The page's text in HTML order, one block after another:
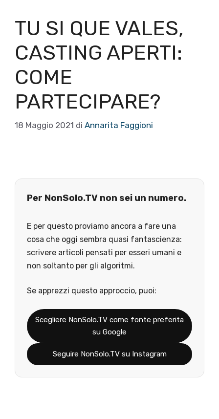
TU SI QUE VALES,
CASTING APERTI:
COME
PARTECIPARE?
18 Maggio 2021 di Annarita Faggioni
Per NonSolo.TV non sei un numero.
E per questo proviamo ancora a fare una
cosa che oggi sembra quasi fantascienza:
scrivere articoli pensati per esseri umani e
non soltanto per gli algoritmi.
Se apprezzi questo approccio, puoi:
Scegliere NonSolo.TV come fonte preferita
su Google
Seguire NonSolo.TV su Instagram